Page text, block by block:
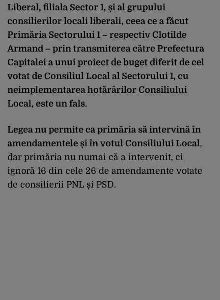
Liberal, filiala Sector 1, și al grupului
consilierilor locali liberali, ceea ce a făcut
Primăria Sectorului 1 – respectiv Clotilde
Armand – prin transmiterea către Prefectura
Capitalei a unui proiect de buget diferit de cel
votat de Consiliul Local al Sectorului 1, cu
neimplementarea hotărârilor Consiliului
Local, este un fals.
Legea nu permite ca primăria să intervină în
amendamentele și în votul Consiliului Local,
dar primăria nu numai că a intervenit, ci
ignoră 16 din cele 26 de amendamente votate
de consilierii PNL și PSD.